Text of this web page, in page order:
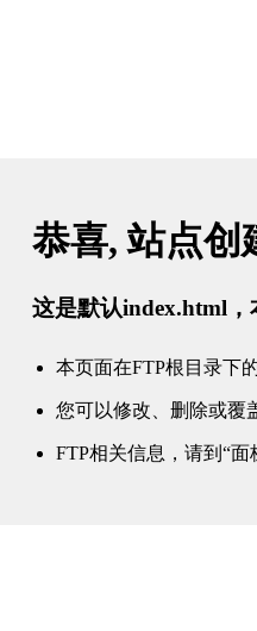
恭喜, 站点创
这是默认index.html
本页面在FTP根目录下
您可以修改、删除或覆
FTP相关信息，请到“面